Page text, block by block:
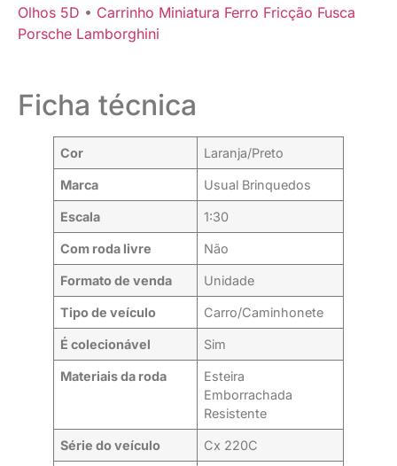
Olhos 5D • Carrinho Miniatura Ferro Fricção Fusca
Porsche Lamborghini
Ficha técnica
Cor Laranja/Preto
Marca Usual Brinquedos
Escala 1:30
Com roda livre Não
Formato de venda Unidade
Tipo de veículo Carro/Caminhonete
É colecionável Sim
Materiais da roda
Esteira
Emborrachada
Resistente
Série do veículo Cx 220C